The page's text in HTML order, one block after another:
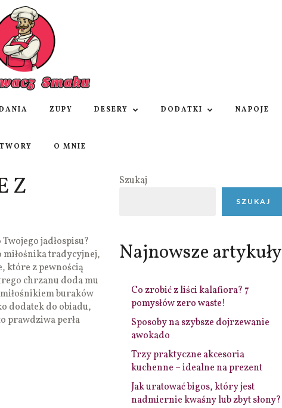
ZUPY DESERY DODATKI NAPOJE
O MNIE
Z
jadłospisu?
miłośnika tradycyjnej,
które z pewnością
chrzanu doda mu
buraków
dodatek do obiadu,
prawdziwa perła
Szukaj
SZUKAJ
Najnowsze artykuły
Co zrobić z liści kalafiora? 7
pomysłów zero waste!
Sposoby na szybsze dojrzewanie
awokado
Trzy praktyczne akcesoria
kuchenne – idealne na prezent
Jak uratować bigos, który jest
nadmiernie kwaśny lub zbyt słony?